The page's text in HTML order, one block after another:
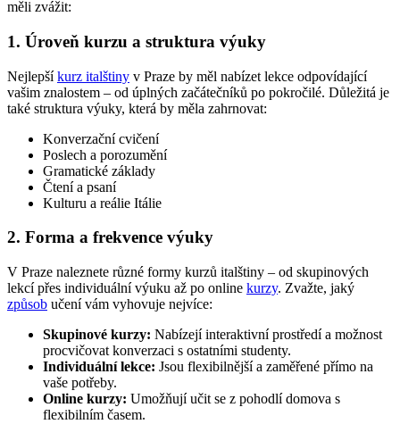
měli zvážit:
1. Úroveň kurzu a struktura výuky
Nejlepšíkurz italštiny v Praze by měl nabízet lekce odpovídající
vašim znalostem – od úplných začátečníků po pokročilé. Důležitá je
také struktura výuky, která by měla zahrnovat:
Konverzační cvičení
Poslech a porozumění
Gramatické základy
Čtení a psaní
Kulturu a reálie Itálie
2. Forma a frekvence výuky
V Praze naleznete různé formy kurzů italštiny – od skupinových
lekcí přes individuální výuku až po online kurzy. Zvažte, jaký
způsob učení vám vyhovuje nejvíce:
Skupinové kurzy: Nabízejí interaktivní prostředí a možnost
procvičovat konverzaci s ostatními studenty.
Individuální lekce: Jsou flexibilnější a zaměřené přímo na
vaše potřeby.
Online kurzy: Umožňují učit se z pohodlí domova s
flexibilním časem.